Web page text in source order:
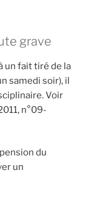
grave
un fait tiré de la
samedi soir), il
Voir
n°09-
du
un